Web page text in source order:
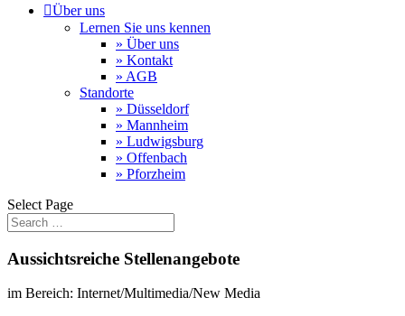
Über uns
Lernen Sie uns kennen
» Über uns
» Kontakt
» AGB
Standorte
» Düsseldorf
» Mannheim
» Ludwigsburg
» Offenbach
» Pforzheim
Select Page
Aussichtsreiche Stellenangebote
im Bereich: Internet/Multimedia/New Media